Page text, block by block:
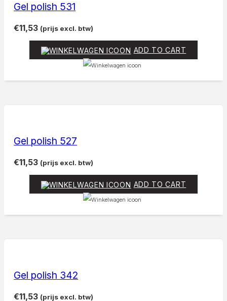
Gel polish 531
€11,53 (prijs excl. btw)
ADD TO CART
Gel polish 527
€11,53 (prijs excl. btw)
ADD TO CART
Gel polish 342
€11,53 (prijs excl. btw)